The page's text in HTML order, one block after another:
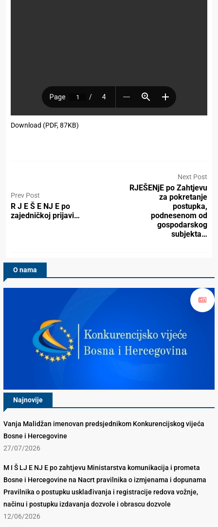
Download (PDF, 87KB)
Prev Post
R J E Š E NJ E po
zajedničkoj prijavi…
Next Post
RJEŠENjE po Zahtjevu
za pokretanje
postupka,
podnesenom od
gospodarskog
subjekta…
O nama
Najnovije
Vanja Malidžan imenovan predsjednikom Konkurencijskog vijeća
Bosne i Hercegovine
27/07/2026
M I Š LJ E NJ E po zahtjevu Ministarstva komunikacija i prometa
Bosne i Hercegovine na Nacrt pravilnika o izmjenama i dopunama
Pravilnika o postupku usklađivanja i registracije redova vožnje,
načinu i postupku izdavanja dozvole i obrascu dozvole
12/06/2026